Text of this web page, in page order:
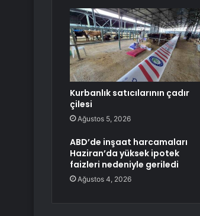
Kurbanlık satıcılarının çadır
çilesi
Ağustos 5, 2026
ABD’de inşaat harcamaları
Haziran’da yüksek ipotek
faizleri nedeniyle geriledi
Ağustos 4, 2026